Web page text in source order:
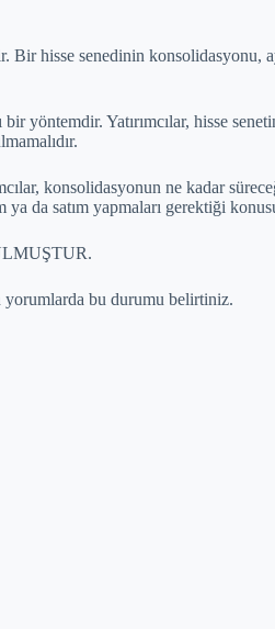
Bir hisse senedinin konsolidasyonu,
yöntemdir. Yatırımcılar, hisse
konsolidasyonun ne kadar
da satım yapmaları gerektiği
yorumlarda bu durumu belirtiniz.